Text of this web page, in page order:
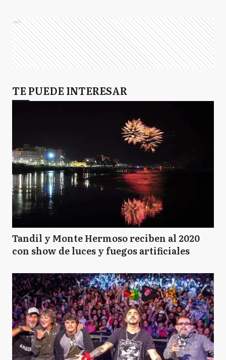
Ads
TE PUEDE INTERESAR
Tandil y Monte Hermoso reciben al 2020
con show de luces y fuegos artificiales